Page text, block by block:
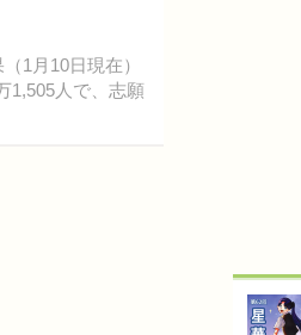
1月10日現在）
1,505人で、志願